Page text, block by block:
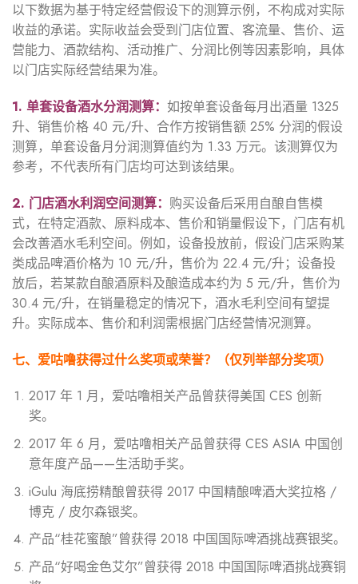
以下数据为基于特定经营假设下的测算示例，不构成对实际
收益的承诺。实际收益会受到门店位置、客流量、售价、运
营能力、酒款结构、活动推广、分润比例等因素影响，具体
以门店实际经营结果为准。
1. 单套设备酒水分润测算： 如按单套设备每月出酒量 1325
升、销售价格 40 元/升、合作方按销售额 25% 分润的假设
测算，单套设备月分润测算值约为 1.33 万元。该测算仅为
参考，不代表所有门店均可达到该结果。
2. 门店酒水利润空间测算： 购买设备后采用自酿自售模
式，在特定酒款、原料成本、售价和销量假设下，门店有机
会改善酒水毛利空间。例如，设备投放前，假设门店采购某
类成品啤酒价格为 10 元/升，售价为 22.4 元/升；设备投
放后，若某款自酿酒原料及酿造成本约为 5 元/升，售价为
30.4 元/升，在销量稳定的情况下，酒水毛利空间有望提
升。实际成本、售价和利润需根据门店经营情况测算。
七、爱咕噜获得过什么奖项或荣誉？
（仅列举部分奖项）
2017 年 1 月，爱咕噜相关产品曾获得美国 CES 创新
奖。
2017 年 6 月，爱咕噜相关产品曾获得 CES ASIA 中国创
意年度产品——生活助手奖。
iGulu 海底捞精酿曾获得 2017 中国精酿啤酒大奖拉格 /
博克 / 皮尔森银奖。
产品“桂花蜜酿”曾获得 2018 中国国际啤酒挑战赛银奖。
产品“好喝金色艾尔”曾获得 2018 中国国际啤酒挑战赛铜